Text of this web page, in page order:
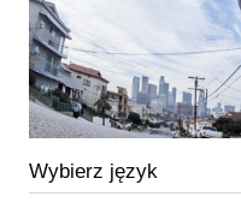
Wybierz język